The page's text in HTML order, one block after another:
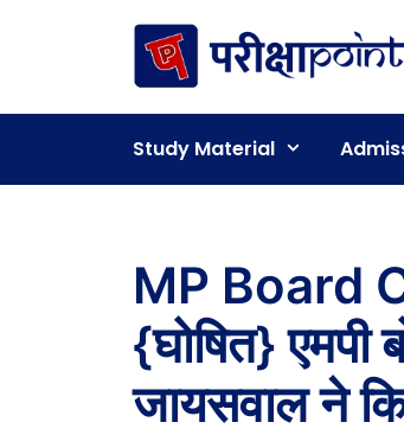
Study Material
MP Board
{घोषित} एमपी
जायसवाल ने